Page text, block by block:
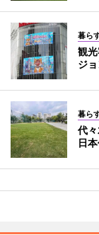
暮ら
観
ジ
暮ら
代
日